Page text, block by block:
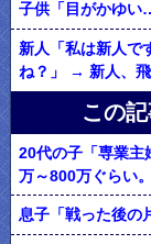
子供「目がかゆ
新人「私は新人で
ね？」 → 新人、
この
20代の子「専業主
万～800万ぐらい
息子「戦った後の